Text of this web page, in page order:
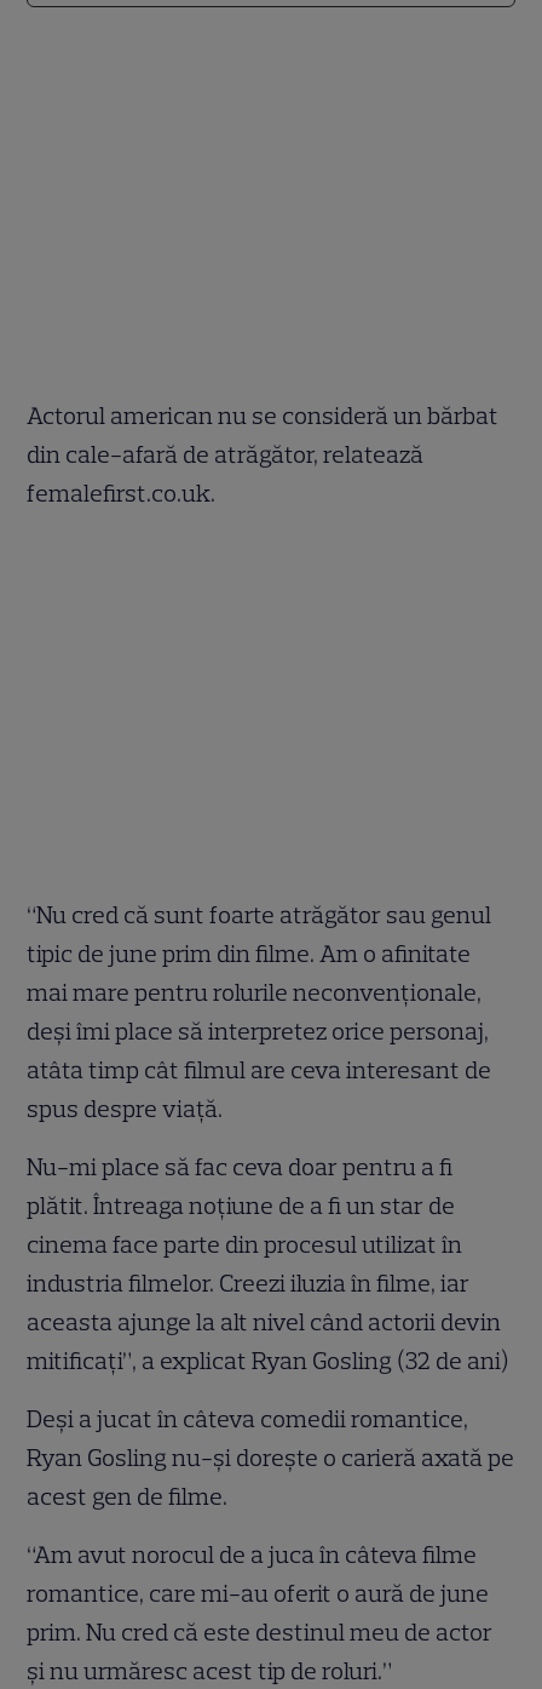
Actorul american nu se consideră un bărbat
din cale-afară de atrăgător, relatează
femalefirst.co.uk.
“Nu cred că sunt foarte atrăgător sau genul
tipic de june prim din filme. Am o afinitate
mai mare pentru rolurile neconvenţionale,
deşi îmi place să interpretez orice personaj,
atâta timp cât filmul are ceva interesant de
spus despre viaţă.
Nu-mi place să fac ceva doar pentru a fi
plătit. Întreaga noţiune de a fi un star de
cinema face parte din procesul utilizat în
industria filmelor. Creezi iluzia în filme, iar
aceasta ajunge la alt nivel când actorii devin
mitificaţi”, a explicat Ryan Gosling (32 de ani)
Deşi a jucat în câteva comedii romantice,
Ryan Gosling nu-şi doreşte o carieră axată pe
acest gen de filme.
“Am avut norocul de a juca în câteva filme
romantice, care mi-au oferit o aură de june
prim. Nu cred că este destinul meu de actor
şi nu urmăresc acest tip de roluri.”